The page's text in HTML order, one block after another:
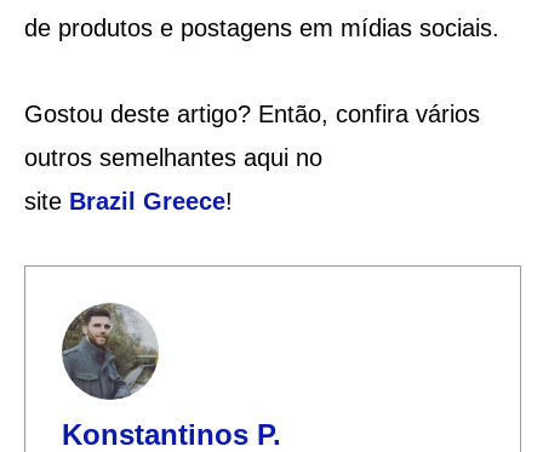
de produtos e postagens em mídias sociais.
Gostou deste artigo? Então, confira vários
outros semelhantes aqui no
site Brazil Greece!
Konstantinos P.